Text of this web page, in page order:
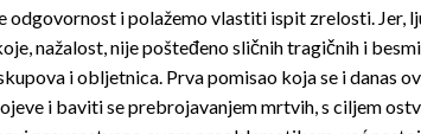
odgovornost i polažemo vlastiti ispit zrelosti. Jer,
nažalost, nije pošteđeno sličnih tragičnih i
i obljetnica. Prva pomisao koja se i danas
i baviti se prebrojavanjem mrtvih, s ciljem